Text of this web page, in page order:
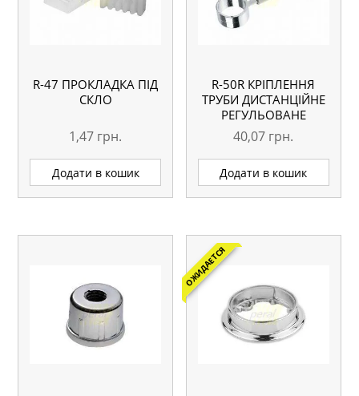
R-47 ПРОКЛАДКА ПІД
СКЛО
1,47 грн.
Додати в кошик
R-50R КРІПЛЕННЯ
ТРУБИ ДИСТАНЦІЙНЕ
РЕГУЛЬОВАНЕ
40,07 грн.
Додати в кошик
ОЖИДАЕТСЯ